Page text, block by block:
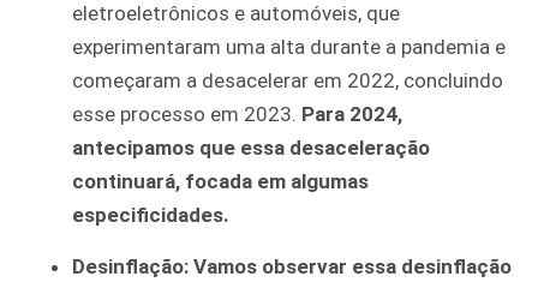
eletroeletrônicos e automóveis, que
experimentaram uma alta durante a pandemia e
começaram a desacelerar em 2022, concluindo
esse processo em 2023. Para 2024,
antecipamos que essa desaceleração
continuará, focada em algumas
especificidades.
Desinflação: Vamos observar essa desinflação